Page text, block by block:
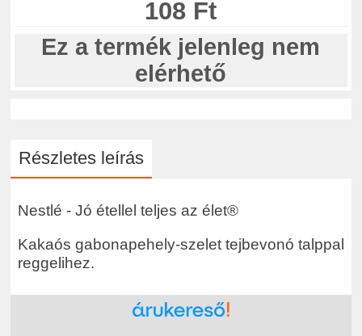
108 Ft
Ez a termék jelenleg nem
elérhető
Részletes leírás
Nestlé - Jó étellel teljes az élet®
Kakaós gabonapehely-szelet tejbevonó talppal
reggelihez.